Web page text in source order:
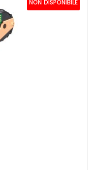
NON DISPONIBILE